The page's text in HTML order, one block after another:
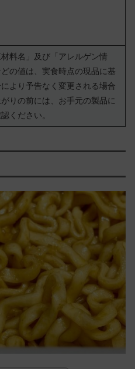
料名」及び「アレルゲン情
の値は、実食時点の現品に基
より予告なく変更される場合
りの前には、お手元の製品に
ください。